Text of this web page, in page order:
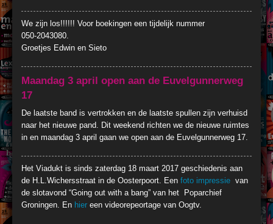
We zijn los!!!!!! Voor boekingen een tijdelijk nummer
050-2043080.
Groetjes Edwin en Sieto
Maandag 3 april open aan de Euvelgunnerweg
17
De laatste band is vertrokken en de laatste spullen zijn verhuisd
naar het nieuwe pand. Dit weekend richten we de nieuwe ruimtes
in en maandag 3 april gaan we open aan de Euvelgunnerweg 17.
Het Viadukt is sinds zaterdag 18 maart 2017 geschiedenis aan
de H.L.Wichersstraat in de Oosterpoort. Een foto impressie van
de slotavond “Going out with a bang” van het Poparchief
Groningen. En hier een videorepeortage van Oogtv.